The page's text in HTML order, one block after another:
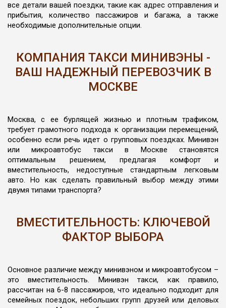
все детали вашей поездки, такие как адрес отправления и
прибытия, количество пассажиров и багажа, а также
необходимые дополнительные опции.
КОМПАНИЯ ТАКСИ МИНИВЭНЫ -
ВАШ НАДЕЖНЫЙ ПЕРЕВОЗЧИК В
МОСКВЕ
Москва, с ее бурлящей жизнью и плотным трафиком,
требует грамотного подхода к организации перемещений,
особенно если речь идет о групповых поездках. Минивэн
или микроавтобус такси в Москве становятся
оптимальным решением, предлагая комфорт и
вместительность, недоступные стандартным легковым
авто. Но как сделать правильный выбор между этими
двумя типами транспорта?
ВМЕСТИТЕЛЬНОСТЬ: КЛЮЧЕВОЙ
ФАКТОР ВЫБОРА
Основное различие между минивэном и микроавтобусом –
это вместительность. Минивэн такси, как правило,
рассчитан на 6-8 пассажиров, что идеально подходит для
семейных поездок, небольших групп друзей или деловых